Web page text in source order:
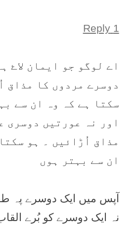
1 Reply
اے لوگو جو ایمان لاۓ
دوسرے مردوں کا مذاق
سکتا ہے کہ وہ ان سے
اور نہ عورتیں دوسری
مذاق اُڑائیں ۔ ہو
ان سے بہتر ہوں
آپس میں ایک دوسرے پہ
نہ ایک دوسرے کو بُرے